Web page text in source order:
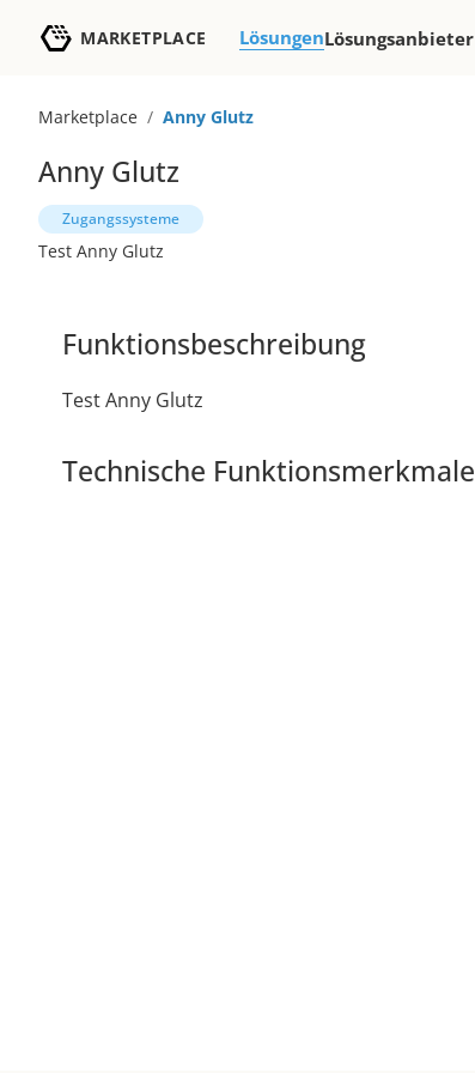
MARKETPLACE LösungenLösungsanbieter
Marketplace / Anny Glutz
Anny Glutz
Zugangssysteme
Test Anny Glutz
Funktionsbeschreibung
Test Anny Glutz
Technische Funktionsmerkmale